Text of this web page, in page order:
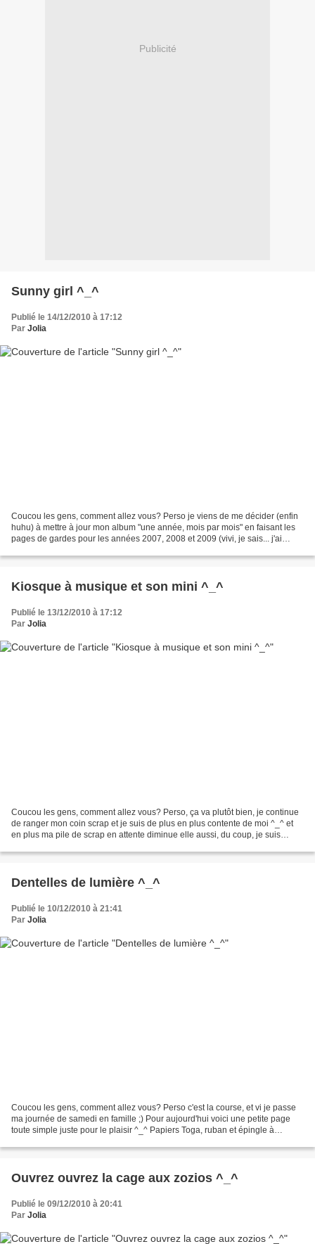
Publicité
Sunny girl ^_^
Publié le 14/12/2010 à 17:12
Par Jolia
Coucou les gens, comment allez vous? Perso je viens de me décider (enfin
huhu) à mettre à jour mon album "une année, mois par mois" en faisant les
pages de gardes pour les années 2007, 2008 et 2009 (vivi, je sais... j'ai
Kiosque à musique et son mini ^_^
Publié le 13/12/2010 à 17:12
Par Jolia
Coucou les gens, comment allez vous? Perso, ça va plutôt bien, je continue
de ranger mon coin scrap et je suis de plus en plus contente de moi ^_^ et
en plus ma pile de scrap en attente diminue elle aussi, du coup, je suis
Dentelles de lumière ^_^
Publié le 10/12/2010 à 21:41
Par Jolia
Coucou les gens, comment allez vous? Perso c'est la course, et vi je passe
ma journée de samedi en famille ;) Pour aujourd'hui voici une petite page
toute simple juste pour le plaisir ^_^ Papiers Toga, ruban et épingle à
Ouvrez ouvrez la cage aux zozios ^_^
Publié le 09/12/2010 à 20:41
Par Jolia